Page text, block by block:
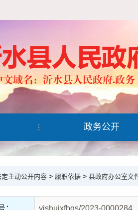
政务公开
定主动公开内容 > 履职依据 > 县政府办公室文
： yishuixfbgs/2023-0000284